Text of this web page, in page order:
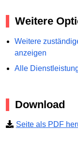
Weitere
Weitere
anzeigen
Alle
Download
Seite als PDF